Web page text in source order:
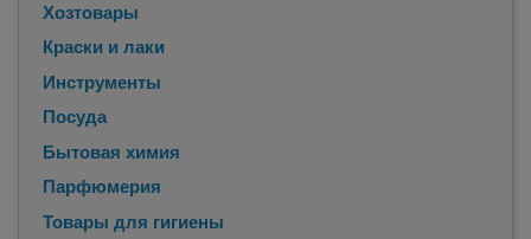
Хозтовары
Краски и лаки
Инструменты
Посуда
Бытовая химия
Парфюмерия
Товары для гигиены